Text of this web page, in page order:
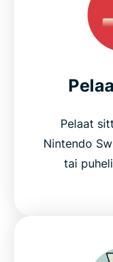
Pelaat
Nintendo
tai